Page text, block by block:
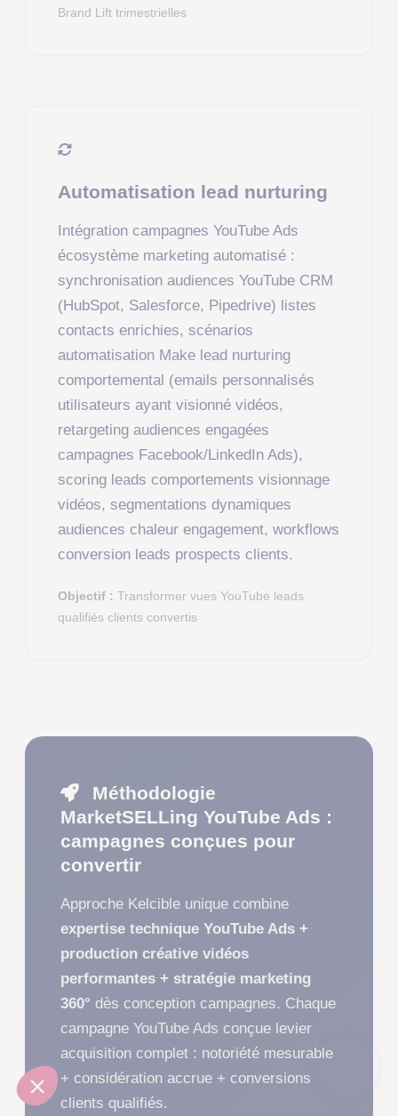
Brand Lift trimestrielles
Automatisation lead nurturing
Intégration campagnes YouTube Ads
écosystème marketing automatisé :
synchronisation audiences YouTube CRM
(HubSpot, Salesforce, Pipedrive) listes
contacts enrichies, scénarios
automatisation Make lead nurturing
comportemental (emails personnalisés
utilisateurs ayant visionné vidéos,
retargeting audiences engagées
campagnes Facebook/LinkedIn Ads),
scoring leads comportements visionnage
vidéos, segmentations dynamiques
audiences chaleur engagement, workflows
conversion leads prospects clients.
Objectif : Transformer vues YouTube leads
qualifiés clients convertis
Méthodologie
MarketSELLing YouTube Ads :
campagnes conçues pour
convertir
Approche Kelcible unique combine
expertise technique YouTube Ads +
production créative vidéos
performantes + stratégie marketing
360° dès conception campagnes. Chaque
campagne YouTube Ads conçue levier
acquisition complet : notoriété mesurable
+ considération accrue + conversions
clients qualifiés.